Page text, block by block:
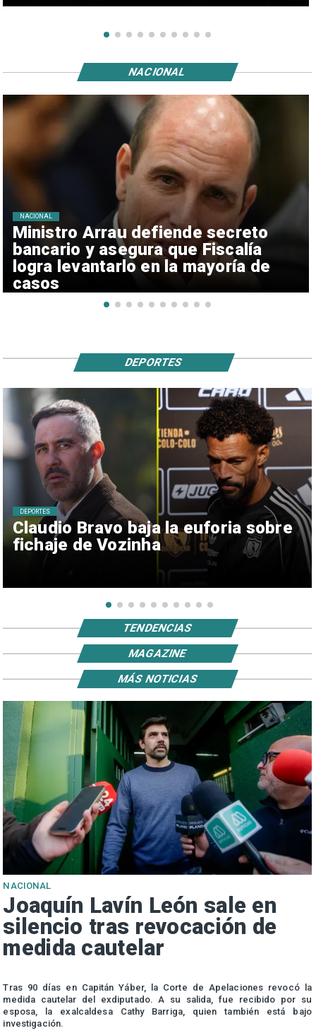
Ministro Arrau defiende secreto
bancario y asegura que Fiscalía
logra levantarlo en la mayoría de
casos
NACIONAL
NACIONAL
Claudio Bravo baja la euforia sobre
fichaje de Vozinha
DEPORTES
DEPORTES
TENDENCIAS
MAGAZINE
NACIONAL
Joaquín Lavín León sale en
silencio tras revocación de
medida cautelar
Tras 90 días en Capitán Yáber, la Corte de Apelaciones revocó la
medida cautelar del exdiputado. A su salida, fue recibido por su
esposa, la exalcaldesa Cathy Barriga, quien también está bajo
investigación.
MÁS NOTICIAS